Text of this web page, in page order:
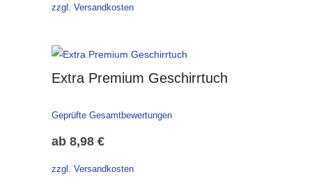
zzgl. Versandkosten
Extra Premium Geschirrtuch
Geprüfte Gesamtbewertungen
ab 8,98 €
zzgl. Versandkosten